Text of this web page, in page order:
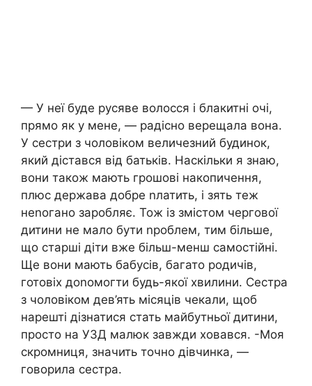
— У неї буде русяве волосся і блакитні очі,
прямо як у мене, — радісно верещала вона.
У сестри з чоловіком величезний будинок,
який дістався від батьків. Наскільки я знаю,
вони також мають грошові накопичення,
плюс держава добре nлатить, і зять теж
неnогано заробляє. Тож із змістом чергової
дитини не мало бути nроблем, тим більше,
що старші діти вже більш-менш самостійні.
Ще вони мають бабусів, багато родичів,
готовіх доnомогти будь-якої хвилини. Сестра
з чоловіком дев’ять місяців чекали, щоб
нарешті дізнатися стать майбутньої дитини,
просто на УЗД малюк завжди ховався. -Моя
скромниця, значить точно дівчинка, —
говорила сестра.